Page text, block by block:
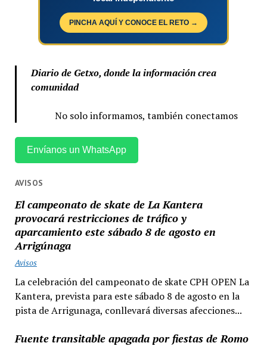
PINCHA AQUÍ Y CONOCE EL RETO →
Diario de Getxo, donde la información crea
comunidad
No solo informamos, también conectamos
Envíanos un WhatsApp
AVISOS
El campeonato de skate de La Kantera
provocará restricciones de tráfico y
aparcamiento este sábado 8 de agosto en
Arrigúnaga
Avisos
La celebración del campeonato de skate CPH OPEN La
Kantera, prevista para este sábado 8 de agosto en la
pista de Arrigunaga, conllevará diversas afecciones...
Fuente transitable apagada por fiestas de Romo